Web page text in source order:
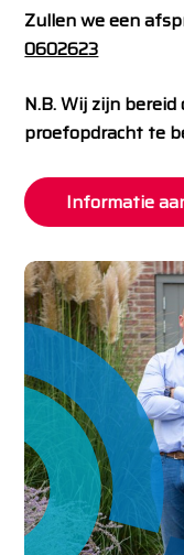
Zullen we een
0602623
N.B. Wij zijn
proefopdracht te
Informatie